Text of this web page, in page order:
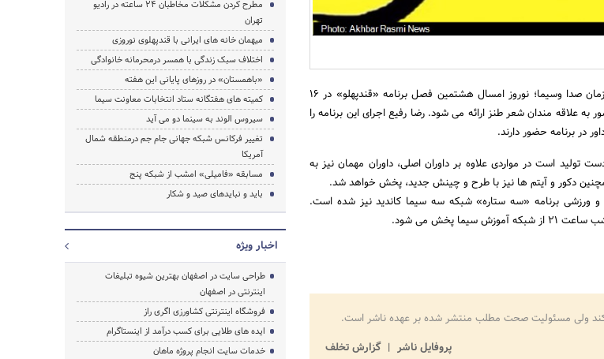
به گزارش اخبار رسمی به نقل از روابط عمومی سازمان صدا وسیما؛ نوروز امسال هشتمین فصل برنامه «قندپهلو» در 16
علاقه مندان شعر طنز ارائه می شود. رضا رفیع اجرای این برنامه را
در برنامه حضور دارند.
تولید است در مواردی علاوه بر داوران اصلی، داوران مهمان نیز به
دکور و آیتم ها نیز با طرح و چینش جدید، پخش خواهد شد.
و ورزشی برنامه «سه ستاره» شبکه سه سیما کاندید نیز شده است.
پخش می شود.
ولی مسئولیت صحت مطلب منتشر شده بر عهده ناشر است.
پروفایل ناشر
گزارش تخلف
مطرح کردن مشکلات مخاطبان ۲۴ ساعته در رادیو
تهران
میهمان خانه های ایرانی با قندپهلوی نوروزی
اختلاف سبک زندگی با همسر درمحرمانه خانوادگی
«باهمستان» در روزهای پایانی این هفته
کمیته های هفتگانه ستاد انتخابات معاونت سیما
سیروس الوند به سینما دو می آید
تغییر فرکانس شبکه جهانی جام جم درمنطقه شمال
آمریکا
مسابقه «فامیلی» امشب از شبکه پنج
باید و نباید‌های صید و شکار
اخبار ویژه
طراحی سایت در اصفهان بهترین شیوه تبلیغات
اینترنتی در اصفهان
فروشگاه اینترنتی کشاورزی اگری راز
ایده های طلایی برای کسب درآمد از اینستاگرام
خدمات سایت انجام پروژه ماهان